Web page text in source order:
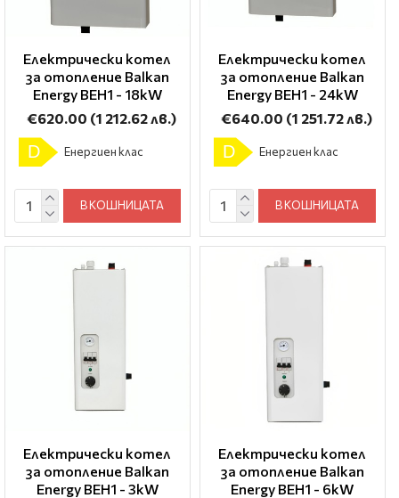
Електрически котел
за отопление Balkan
Energy BEH1 - 18kW
€620.00 (1 212.62 лв.)
D Енергиен клас
В КОШНИЦАТА
Електрически котел
за отопление Balkan
Energy BEH1 - 24kW
€640.00 (1 251.72 лв.)
D Енергиен клас
В КОШНИЦАТА
Електрически котел
за отопление Balkan
Energy BEH1 - 3kW
Електрически котел
за отопление Balkan
Energy BEH1 - 6kW